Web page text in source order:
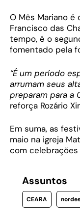
O Mês Mariano é
Francisco das
tempo, é o
fomentado pela
“É um período
arrumam seus
preparam para a
reforça Rozário
Em suma, as
maio na igreja
com celebrações
Assuntos
CEARA